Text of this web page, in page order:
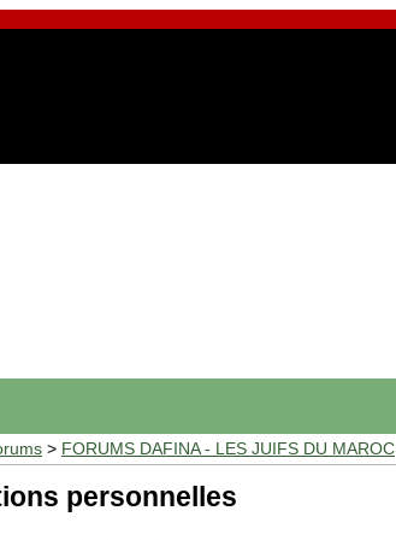
> FORUMS DAFINA - LES JUIFS DU MAROC
personnelles